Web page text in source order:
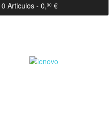
0 Articulos - 0,00 €